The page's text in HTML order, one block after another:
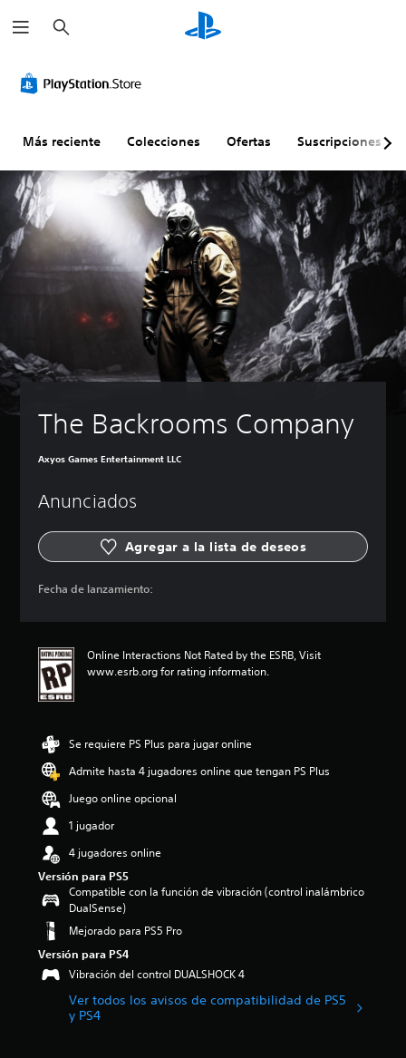
u
s
r
Más reciente Colecciones Ofertas Suscripciones
The Backrooms Company
Axyos Games Entertainment LLC
Anunciados
Agregar a la lista de deseos
Fecha de lanzamiento:
Online Interactions Not Rated by the ESRB, Visit
www.esrb.org for rating information.
Se requiere PS Plus para jugar online
Admite hasta 4 jugadores online que tengan PS Plus
Juego online opcional
1 jugador
4 jugadores online
Versión para PS5
Compatible con la función de vibración (control inalámbrico
DualSense)
Mejorado para PS5 Pro
Versión para PS4
Vibración del control DUALSHOCK 4
Ver todos los avisos de compatibilidad de PS5
y PS4